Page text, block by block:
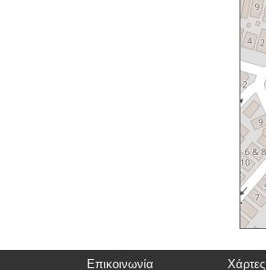
Επικοινωνία Χάρτες